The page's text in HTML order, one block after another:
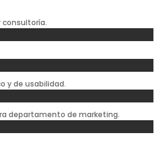
y de usabilidad.
departamento de marketing.